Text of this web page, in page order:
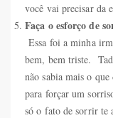
você vai precisar da
Faça o esforço de
Essa foi a minha
bem, bem triste.
não sabia mais o
para forçar um
só o fato de sorrir te